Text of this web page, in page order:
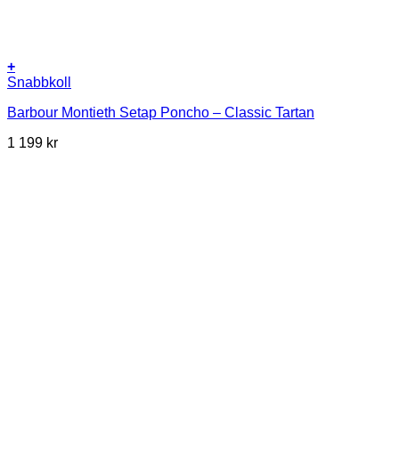
+
Snabbkoll
Barbour Montieth Setap Poncho – Classic Tartan
1 199 kr